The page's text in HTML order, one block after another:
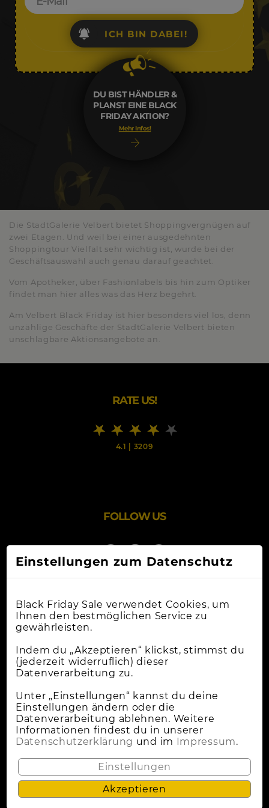
DU BIST HÄNDLER &
PLANST EINE BLACK
FRIDAY AKTION?
Mehr Infos!
ICH BIN DABEI!
Die StadtGalerie Velbert bietet Shoppingvergnügen auf
zwei Etagen. Und weil bei einer ausgedehnten
Shoppingtour Vielfalt sehr wichtig ist, wurde bei der
Geschäftsauswahl auch genau darauf geachtet.
Vom Apotheker, über Fashionlabels bis hin zum Optiker
findet man hier alles was das Herz begehrt.
Am Velbert Black Friday ist hier besonders viel los, denn
unzählige Geschäfte der StadtGalerie Velbert bieten
unschlagbare Aktionsangebote an.
RATE US!
4.1 | 3209
FOLLOW US
Online-Shops
Apple Deals
Cybermonday
News
Wann Ist Black Friday?
Impressum
Einstellungen zum Datenschutz
Black Friday Sale verwendet Cookies, um
Ihnen den bestmöglichen Service zu
gewährleisten.
Indem du „Akzeptieren“ klickst, stimmst du
(jederzeit widerruflich) dieser
Datenverarbeitung zu.
Unter „Einstellungen“ kannst du deine
Einstellungen ändern oder die
Datenverarbeitung ablehnen. Weitere
Informationen findest du in unserer
Datenschutzerklärung und im Impressum.
Einstellungen
Akzeptieren